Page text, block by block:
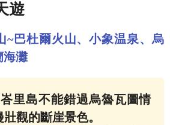
遊
~巴杜爾火山、小象温泉、烏
海灘
里島不能錯過烏魯瓦圖情
觀的斷崖景色。